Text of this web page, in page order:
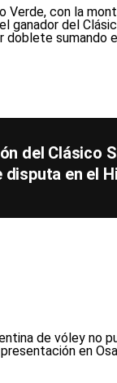
del Clásico
disputa en el